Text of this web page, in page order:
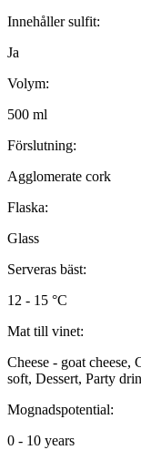
Innehåller sulfit:
Ja
Volym:
500 ml
Förslutning:
Agglomerate cork
Flaska:
Glass
Serveras bäst:
12 - 15 °C
Mat till vinet:
Cheese - goat cheese,
soft, Dessert, Party
Mognadspotential:
0 - 10 years